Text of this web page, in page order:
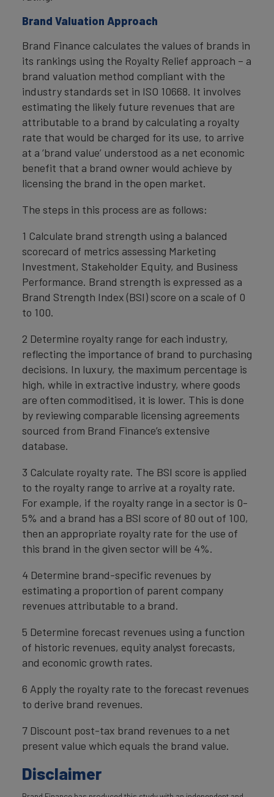
Brand Valuation Approach
Brand Finance calculates the values of brands in
its rankings using the Royalty Relief approach – a
brand valuation method compliant with the
industry standards set in ISO 10668. It involves
estimating the likely future revenues that are
attributable to a brand by calculating a royalty
rate that would be charged for its use, to arrive
at a ‘brand value’ understood as a net economic
benefit that a brand owner would achieve by
licensing the brand in the open market.
The steps in this process are as follows:
1 Calculate brand strength using a balanced
scorecard of metrics assessing Marketing
Investment, Stakeholder Equity, and Business
Performance. Brand strength is expressed as a
Brand Strength Index (BSI) score on a scale of 0
to 100.
2 Determine royalty range for each industry,
reflecting the importance of brand to purchasing
decisions. In luxury, the maximum percentage is
high, while in extractive industry, where goods
are often commoditised, it is lower. This is done
by reviewing comparable licensing agreements
sourced from Brand Finance’s extensive
database.
3 Calculate royalty rate. The BSI score is applied
to the royalty range to arrive at a royalty rate.
For example, if the royalty range in a sector is 0-
5% and a brand has a BSI score of 80 out of 100,
then an appropriate royalty rate for the use of
this brand in the given sector will be 4%.
4 Determine brand-specific revenues by
estimating a proportion of parent company
revenues attributable to a brand.
5 Determine forecast revenues using a function
of historic revenues, equity analyst forecasts,
and economic growth rates.
6 Apply the royalty rate to the forecast revenues
to derive brand revenues.
7 Discount post-tax brand revenues to a net
present value which equals the brand value.
Disclaimer